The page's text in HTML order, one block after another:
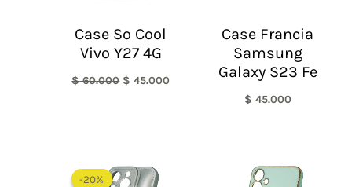
Case So Cool
Vivo Y27 4G
$60.000 $ 45.000
Case Francia
Samsung
Galaxy S23 Fe
$ 45.000
-20%
-20%
precio